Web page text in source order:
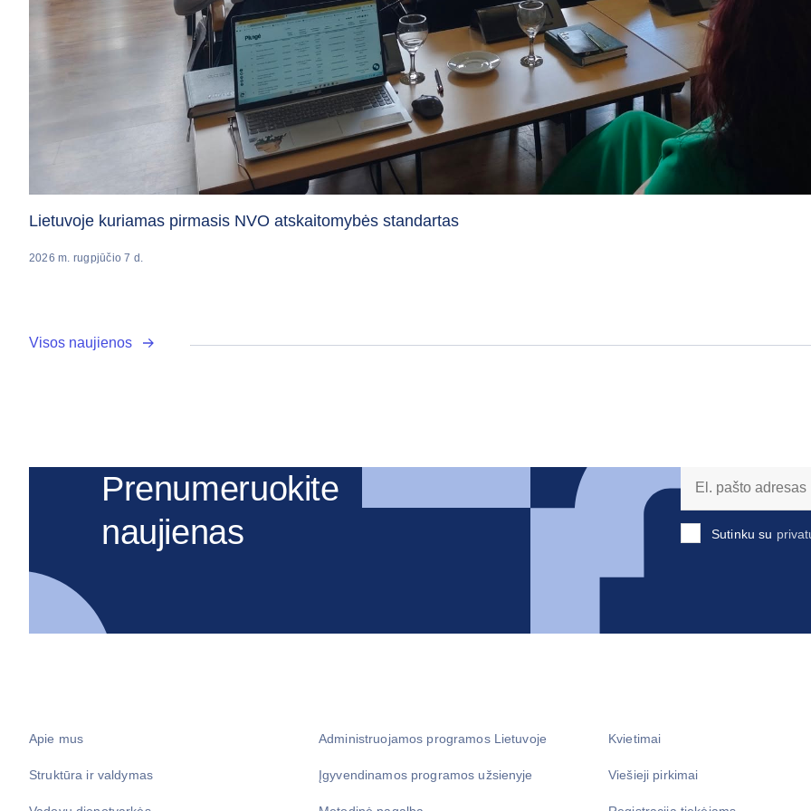
Lietuvoje kuriamas pirmasis NVO atskaitomybės standartas
2026 m. rugpjūčio 7 d.
Visos naujienos
Prenumeruokite
naujienas
Sutinku su
Apie mus
Struktūra ir valdymas
Administruojamos programos Lietuvoje
Įgyvendinamos programos užsienyje
Kvietimai
Viešieji pirkimai